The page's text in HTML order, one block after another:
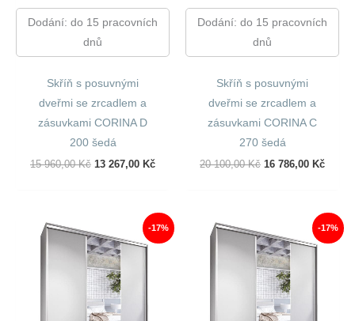
Dodání: do 15 pracovních
dnů
Skříň s posuvnými
dveřmi se zrcadlem a
zásuvkami CORINA D
200 šedá
15 960,00Kč Původní
13 267,00 KčAktuální
267,00 Kč.
Dodání: do 15 pracovních
dnů
Skříň s posuvnými
dveřmi se zrcadlem a
zásuvkami CORINA C
270 šedá
20 100,00Kč Původní
16 786,00 Kč
-17% -17%